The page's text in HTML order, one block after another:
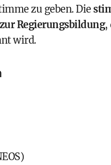
zu geben. Die
Regierungsbildung,
wird.
)